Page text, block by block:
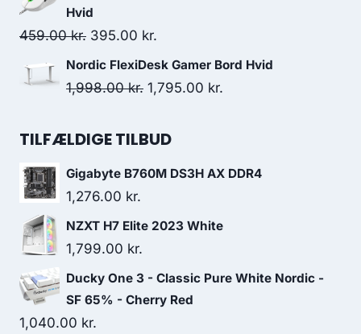
was:
559.00 kr..
Hvid
459.00kr. Original
price
was:
395.00 kr.
price
is:
Nordic FlexiDesk Gamer Bord Hvid
1,998.00kr. Original
was:
1,795.00 kr.
TILFÆLDIGE TILBUD
Gigabyte B760M DS3H AX DDR4
1,276.00 kr.
NZXT H7 Elite 2023 White
1,799.00 kr.
Ducky One 3 - Classic Pure White Nordic -
SF 65% - Cherry Red
1,040.00 kr.